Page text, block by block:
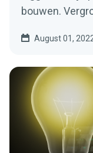
bouwen.
August 01,